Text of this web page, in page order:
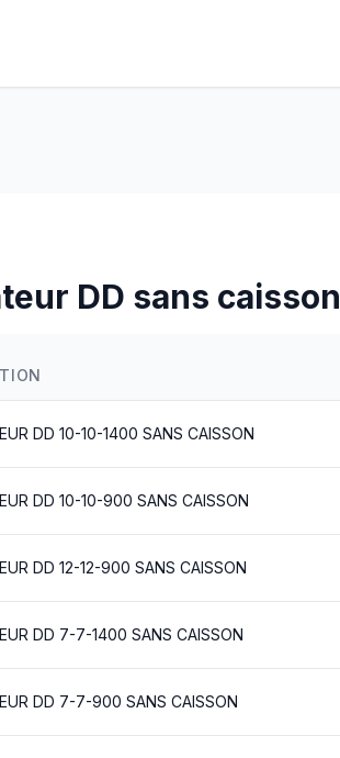
DD sans caisson
DD 10-10-1400 SANS CAISSON
DD 10-10-900 SANS CAISSON
DD 12-12-900 SANS CAISSON
DD 7-7-1400 SANS CAISSON
DD 7-7-900 SANS CAISSON